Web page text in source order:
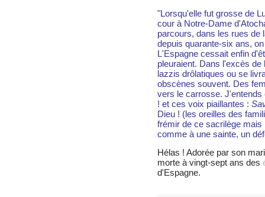
"Lorsqu'elle fut grosse de
cour à Notre-Dame
parcours, dans les rues de
depuis quarante-six ans,
L'Espagne cessait enfin
pleuraient. Dans l'excès
lazzis drôlatiques ou se
obscènes souvent. Des
vers le carrosse.
! et ces voix piaillantes :
Dieu ! (les oreilles des
frémir de ce sacrilège
comme à une sainte, un
Hélas ! Adorée par son
morte à vingt-sept ans des
d'Espagne.